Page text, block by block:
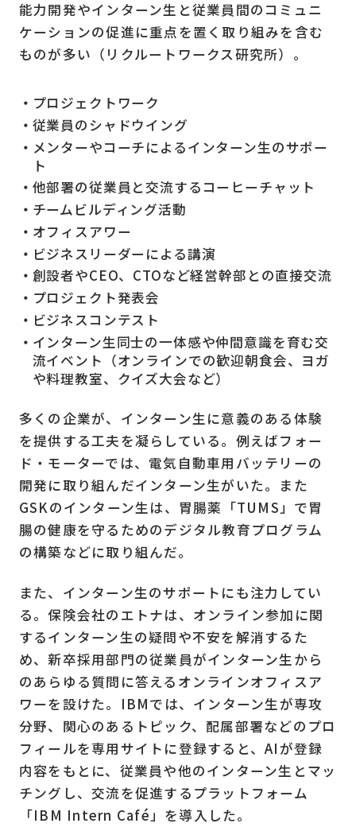
能力開発やインターン生と従業員間のコミュニ
ケーションの促進に重点を置く取り組みを含む
ものが多い（リクルートワークス研究所）。
プロジェクトワーク
従業員のシャドウイング
メンターやコーチによるインターン生のサポー
ト
他部署の従業員と交流するコーヒーチャット
チームビルディング活動
オフィスアワー
ビジネスリーダーによる講演
創設者やCEO、CTOなど経営幹部との直接交流
プロジェクト発表会
ビジネスコンテスト
インターン生同士の一体感や仲間意識を育む交
流イベント（オンラインでの歓迎朝食会、ヨガ
や料理教室、クイズ大会など）
多くの企業が、インターン生に意義のある体験
を提供する工夫を凝らしている。例えばフォー
ド・モーターでは、電気自動車用バッテリーの
開発に取り組んだインターン生がいた。また
GSKのインターン生は、胃腸薬「TUMS」で胃
腸の健康を守るためのデジタル教育プログラム
の構築などに取り組んだ。
また、インターン生のサポートにも注力してい
る。保険会社のエトナは、オンライン参加に関
するインターン生の疑問や不安を解消するた
め、新卒採用部門の従業員がインターン生から
のあらゆる質問に答えるオンラインオフィスア
ワーを設けた。IBMでは、インターン生が専攻
分野、関心のあるトピック、配属部署などのプロ
フィールを専用サイトに登録すると、AIが登録
内容をもとに、従業員や他のインターン生とマッ
チングし、交流を促進するプラットフォーム
「IBM Intern Café」を導入した。